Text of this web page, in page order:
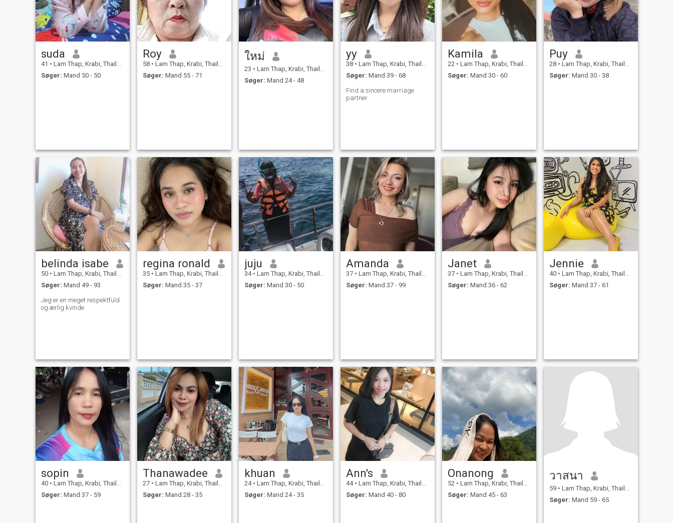
suda
41 • Lam Thap, Krabi, Thailand
Søger: Mand 50 - 50
Roy
58 • Lam Thap, Krabi, Thailand
Søger: Mand 55 - 71
ใหม่
23 • Lam Thap, Krabi, Thailand
Søger: Mand 24 - 48
yy
38 • Lam Thap, Krabi, Thailand
Søger: Mand 39 - 68
Find a sincere marriage
partner
Kamila
22 • Lam Thap, Krabi, Thailand
Søger: Mand 30 - 60
Puy
28 • Lam Thap, Krabi, Thailand
Søger: Mand 30 - 38
belinda isabe
50 • Lam Thap, Krabi, Thailand
Søger: Mand 49 - 93
Jeg er en meget respektfuld
og ærlig kvinde
regina ronald
35 • Lam Thap, Krabi, Thailand
Søger: Mand 35 - 37
juju
34 • Lam Thap, Krabi, Thailand
Søger: Mand 30 - 50
Amanda
37 • Lam Thap, Krabi, Thailand
Søger: Mand 37 - 99
Janet
37 • Lam Thap, Krabi, Thailand
Søger: Mand 36 - 62
Jennie
40 • Lam Thap, Krabi, Thailand
Søger: Mand 37 - 61
sopin
40 • Lam Thap, Krabi, Thailand
Søger: Mand 37 - 59
Thanawadee
27 • Lam Thap, Krabi, Thailand
Søger: Mand 28 - 35
khuan
24 • Lam Thap, Krabi, Thailand
Søger: Mand 24 - 35
Ann's
44 • Lam Thap, Krabi, Thailand
Søger: Mand 40 - 80
Onanong
52 • Lam Thap, Krabi, Thailand
Søger: Mand 45 - 63
วาสนา
59 • Lam Thap, Krabi, Thailand
Søger: Mand 59 - 65